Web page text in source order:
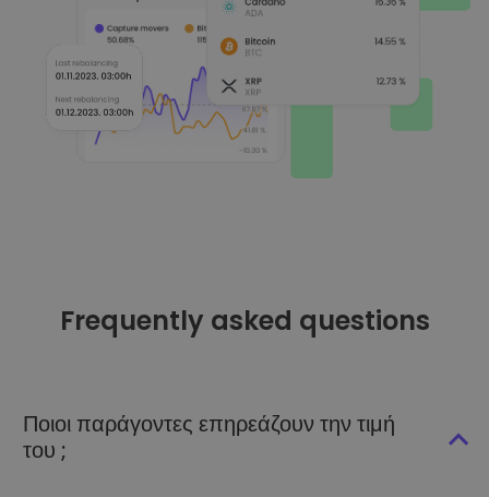
Frequently asked questions
Ποιοι παράγοντες επηρεάζουν την τιμή
του ;